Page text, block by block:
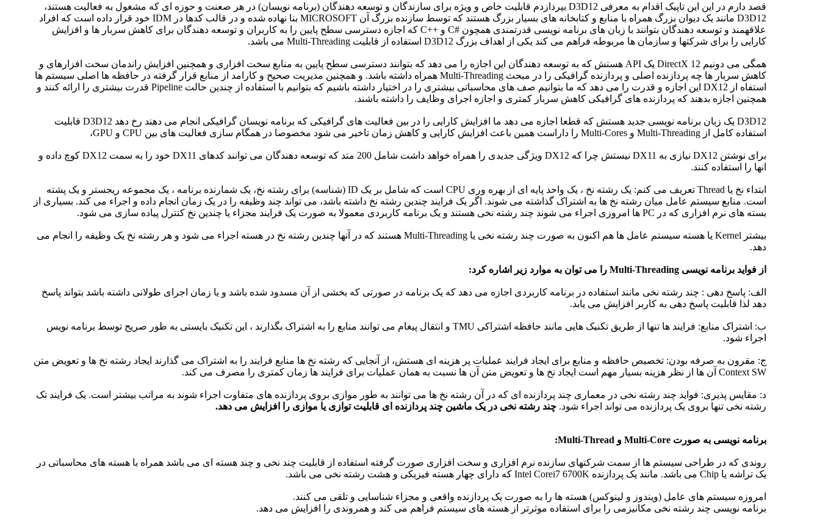
قصد دارم در این این تاپیک اقدام به معرفی D3D12 بپردازدم قابلیت خاص و ویژه برای سازندگان و توسعه دهندگان (برنامه نویسان) در هر صعنت و حوزه ای که مشغول به فعالیت هستند،
D3D12 مانند یک دیوان بزرگ همراه با منابع و کتابخانه های بسیار بزرگ هستند که توسط سازنده بزرگ آن MICROSOFT بنا نهاده شده و در قالب کدها در IDM خود قرار داده است که افراد
علاقهمند و توسعه دهندگان بتوانند با زبان های برنامه نویسی قدرتمندی همچون #C و ++C که اجازه دسترسی سطح پایین را به کاربران و توسعه دهندگان برای کاهش سربار ها و افزایش
کارایی را برای شرکتها و سازمان ها مربوطه فراهم می کند یکی از اهداف بزرگ D3D12 استفاده از قابلیت Multi-Threading می باشد.
همگی می دونیم DirectX 12 یک API هستش که به توسعه دهندگان این اجازه را می دهد که بتوانند دسترسی سطح پایین به منابع سخت افزاری و همچنین افزایش راندمان سخت افزارهای و
کاهش سربار ها چه پردازنده اصلی و پردازنده گرافیکی را در مبحث Multi-Threading همراه داشته باشد. و همچنین مدیریت صحیح و کارامد از منابع قرار گرفته در حافظه ها اصلی سیستم ها
استفاه از DX12 این اجازه و قدرت را می دهد که ما بتوانیم صف های محاسباتی بیشتری را در اختیار داشته باشیم که بتوانیم با استفاده از چندین حالت Pipeline قدرت بیشتری را ارائه کنند و
همچنین اجازه بدهند که پردازنده های گرافیکی کاهش سربار کمتری و اجازه اجرای وظایف را داشته باشند.
D3D12 یک زبان برنامه نویسی جدید هستش که قطعا اجازه می دهد ما افزایش کارایی را در بین فعالیت های گرافیکی که برنامه نویسان گرافیکی انجام می دهند رخ دهد D3D12 قابلیت
استفاده کامل از Multi-Threading و Multi-Cores را داراست همین باعث افزایش کارایی و کاهش زمان تاخیر می شود مخصوصا در همگام سازی فعالیت های بین CPU و GPU،
برای نوشتن DX12 نیازی به DX11 نیستش چرا که DX12 ویژگی جدیدی را همراه خواهد داشت شامل 200 متد که توسعه دهندگان می توانند کدهای DX11 خود را به سمت DX12 کوچ داده و
انها را استفاده کنند.
ابتداء نخ یا Thread تعریف می کنم: یک رشته نخ ، یک واحد پایه ای از بهره وری CPU است که شامل بر یک ID (شناسه) برای رشته نخ، یک شمارنده برنامه ، یک مجموعه ریجستر و یک پشته
است. منابع سیستم عامل میان رشته نخ ها به اشتراک گذاشته می شوند. اگر یک فرایند چندین رشته نخ داشته باشد، می تواند چند وظیفه را در یک زمان انجام داده و اجراء می کند. بسیاری از
بسته های نرم افزاری که در PC ها امروزی اجراء می شوند چند رشته نخی هستند و یک برنامه کاربردی معمولا به صورت یک فرایند مجزاء یا چندین نخ کنترل پیاده سازی می شود.
بیشتر Kernel یا هسته سیستم عامل ها هم اکنون به صورت چند رشته نخی یا Multi-Threading هستند که در آنها چندین رشته نخ در هسته اجراء می شود و هر رشته نخ یک وظیفه را انجام می
دهد.
از فواید برنامه نویسی Multi-Threading را می توان به موارد زیر اشاره کرد:
الف: پاسخ دهی : چند رشته نخی مانند استفاده در برنامه کاربردی اجازه می دهد که یک برنامه در صورتی که بخشی از آن مسدود شده باشد و یا زمان اجرای طولانی داشته باشد بتواند پاسخ
دهد لذا قابلیت پاسخ دهی به کاربر افزایش می یابد.
ب: اشتراک منابع: فرایند ها تنها از طریق تکنیک هایی مانند حافظه اشتراکی TMU و انتقال پیغام می توانند منابع را به اشتراک بگذارند ، این تکنیک بایستی به طور صریح توسط برنامه نویس
اجراء شود.
ج: مقرون به صرفه بودن: تخصیص حافظه و منابع برای ایجاد فرایند عملیات پر هزینه ای هستش، از آنجایی که رشته نخ ها منابع فرایند را به اشتراک می گذارند ایجاد رشته نخ ها و تعویض متن
Context SW آن ها از نظر هزینه بسیار مهم است ایجاد نخ ها و تعویض متن آن ها نسبت به همان عملیات برای فرایند ها زمان کمتری را مصرف می کند.
د: مقایس پذیری: فواید چند رشته نخی در معماری چند پردازنده ای که در آن رشته نخ ها می توانند به طور موازی بروی پردازنده های متفاوت اجراء شوند به مراتب بیشتر است. یک فرایند تک
رشته نخی تنها بروی یک پردازنده می تواند اجراء شود. چند رشته نخی در یک ماشین چند پردازنده ای قابلیت توازی یا موازی را افزایش می دهد.
برنامه نویسی به صورت Multi-Core و Multi-Thread:
روندی که در طراحی سیستم ها از سمت شرکتهای سازنده نرم افزاری و سخت افزاری صورت گرفته استفاده از قابلیت چند نخی و چند هسته ای می باشد همراه با هسته های محاسباتی در
یک تراشه یا Chip می باشد. مانند یک پردازنده Intel Corei7 6700K که دارای چهار هسته فیزیکی و هشت رشته نخی می باشد.
امروزه سیستم های عامل (ویندوز و لینوکس) هسته ها را به صورت یک پردازنده واقعی و مجزاء شناسایی و تلقی می کنند.
برنامه نویسی چند رشته نخی مکانیزمی را برای استفاده موثرتر از هسته های سیستم فراهم می کند و همروندی را افزایش می دهد.